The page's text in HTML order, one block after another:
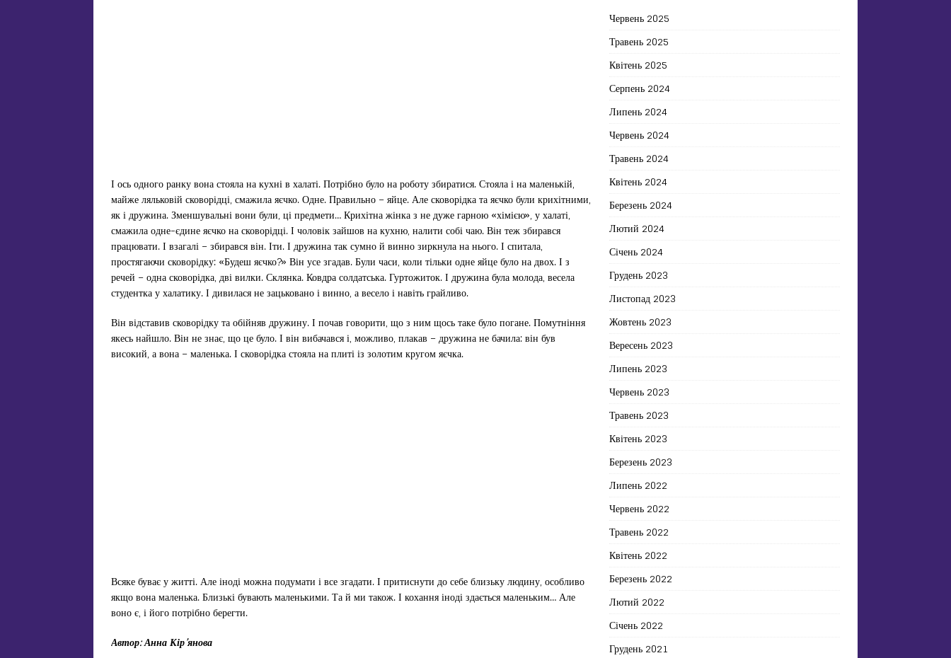
І ось одного ранку вона стояла на кухні в халаті. Потрібно було на роботу збиратися. Стояла і на маленькій,
майже ляльковій сковорідці, смажила яєчко. Одне. Правильно – яйце. Але сковорідка та яєчко були крихітними,
як і дружина. Зменшувальні вони були, ці предмети… Крихітна жінка з не дуже гарною «хімією», у халаті,
смажила одне-єдине яєчко на сковорідці. І чоловік зайшов на кухню, налити собі чаю. Він теж збирався
працювати. І взагалі – збирався він. Іти. І дружина так сумно й винно зиркнула на нього. І спитала,
простягаючи сковорідку: «Будеш яєчко?» Він усе згадав. Були часи, коли тільки одне яйце було на двох. І з
речей – одна сковорідка, дві вилки. Склянка. Ковдра солдатська. Гуртожиток. І дружина була молода, весела
студентка у халатику. І дивилася не зацьковано і винно, а весело і навіть грайливо.
Він відставив сковорідку та обійняв дружину. І почав говорити, що з ним щось таке було погане. Помутніння
якесь найшло. Він не знає, що це було. І він вибачався і, можливо, плакав – дружина не бачила: він був
високий, а вона – маленька. І сковорідка стояла на плиті із золотим кругом яєчка.
Всяке буває у житті. Але іноді можна подумати і все згадати. І притиснути до себе близьку людину, особливо
якщо вона маленька. Близькі бувають маленькими. Та й ми також. І кохання іноді здається маленьким… Але
воно є, і його потрібно берегти.
Автор: Анна Кір’янова
Червень 2025
Травень 2025
Квітень 2025
Серпень 2024
Липень 2024
Червень 2024
Травень 2024
Квітень 2024
Березень 2024
Лютий 2024
Січень 2024
Грудень 2023
Листопад 2023
Жовтень 2023
Вересень 2023
Липень 2023
Червень 2023
Травень 2023
Квітень 2023
Березень 2023
Липень 2022
Червень 2022
Травень 2022
Квітень 2022
Березень 2022
Лютий 2022
Січень 2022
Грудень 2021